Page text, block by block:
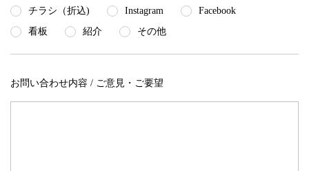
チラシ（折込)
Instagram
Facebook
看板
紹介 その他
お問い合わせ内容 / ご意見・ご要望